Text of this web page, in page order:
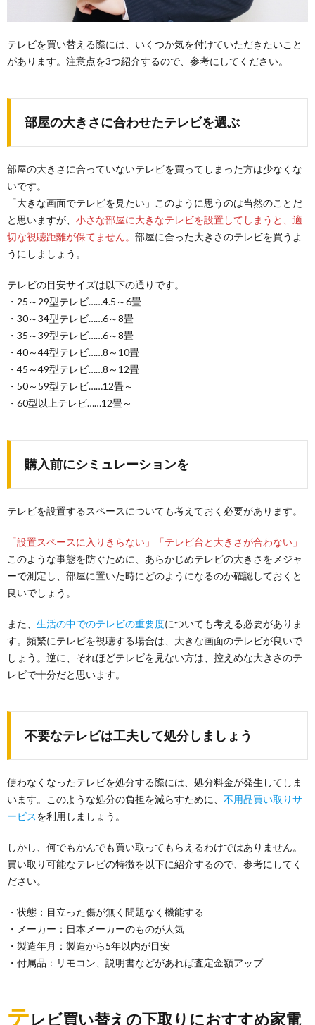
テレビを買い替える際には、いくつか気を付けていただきたいこと
があります。注意点を3つ紹介するので、参考にしてください。
部屋の大きさに合わせたテレビを選ぶ
部屋の大きさに合っていないテレビを買ってしまった方は少なくな
いです。
「大きな画面でテレビを見たい」このように思うのは当然のことだ
と思いますが、 小さな部屋に大きなテレビを設置してしまうと、適
切な視聴距離が保てません。 部屋に合った大きさのテレビを買うよ
うにしましょう。
テレビの目安サイズは以下の通りです。
・25～29型テレビ……4.5～6畳
・30～34型テレビ……6～8畳
・35～39型テレビ……6～8畳
・40～44型テレビ……8～10畳
・45～49型テレビ……8～12畳
・50～59型テレビ……12畳～
・60型以上テレビ……12畳～
購入前にシミュレーションを
テレビを設置するスペースについても考えておく必要があります。
「設置スペースに入りきらない」「テレビ台と大きさが合わない」
このような事態を防ぐために、あらかじめテレビの大きさをメジャ
ーで測定し、部屋に置いた時にどのようになるのか確認しておくと
良いでしょう。
また、 生活の中でのテレビの重要度についても考える必要がありま
す。頻繁にテレビを視聴する場合は、大きな画面のテレビが良いで
しょう。逆に、それほどテレビを見ない方は、控えめな大きさのテ
レビで十分だと思います。
不要なテレビは工夫して処分しましょう
使わなくなったテレビを処分する際には、処分料金が発生してしま
います。このような処分の負担を減らすために、 不用品買い取りサ
ービスを利用しましょう。
しかし、何でもかんでも買い取ってもらえるわけではありません。
買い取り可能なテレビの特徴を以下に紹介するので、参考にしてく
ださい。
・状態：目立った傷が無く問題なく機能する
・メーカー：日本メーカーのものが人気
・製造年月：製造から5年以内が目安
・付属品：リモコン、説明書などがあれば査定金額アップ
テレビ買い替えの下取りにおすすめ家電